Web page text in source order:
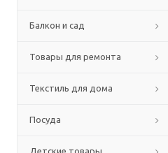
Балкон и сад
Товары для ремонта
Текстиль для дома
Посуда
Детские товары